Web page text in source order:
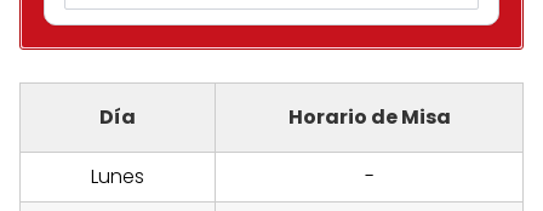
Día Horario de Misa
Lunes
-